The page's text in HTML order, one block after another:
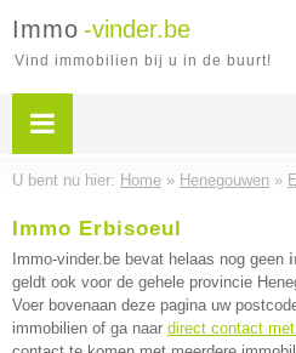
Immo -vinder.be
Vind immobilien bij u in de buurt!
U bent nu hier: Home » Henegouwen »
Immo Erbisoeul
Immo-vinder.be bevat helaas nog geen
geldt ook voor de gehele provincie
Voer bovenaan deze pagina uw
immobilien of ga naar direct contact